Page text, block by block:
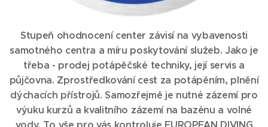
Stupeň ohodnocení center závisí na vybavenosti
samotného centra a míru poskytování služeb. Jako je
třeba - prodej potápěčské techniky, její servis a
půjčovna. Zprostředkování cest za potápěním, plnění
dýchacích přístrojů. Samozřejmě je nutné zázemí pro
výuku kurzů a kvalitního zázemí na bazénu a volné